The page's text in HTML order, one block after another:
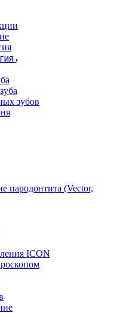
зубов
пародонтита (Vector,
ICON